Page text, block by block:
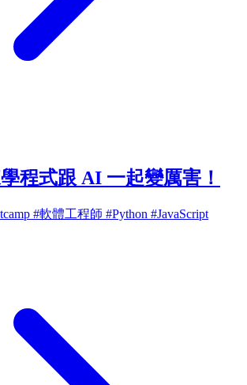
程式跟 AI 一起變厲害！
#軟體工程師 #Python #JavaScript